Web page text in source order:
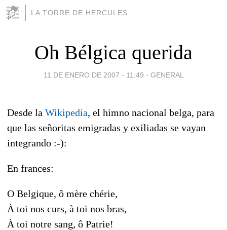
LA TORRE DE HERCULES
Oh Bélgica querida
11 DE ENERO DE 2007 - 11:49 - GENERAL
Desde la Wikipedia, el himno nacional belga, para
que las señoritas emigradas y exiliadas se vayan
integrando :-):
En frances:
O Belgique, ô mère chérie,
À toi nos curs, à toi nos bras,
À toi notre sang, ô Patrie!